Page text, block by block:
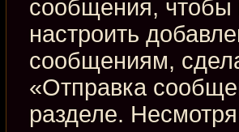
сообщения, чтобы
настроить
сообщениям,
«Отправка
разделе.